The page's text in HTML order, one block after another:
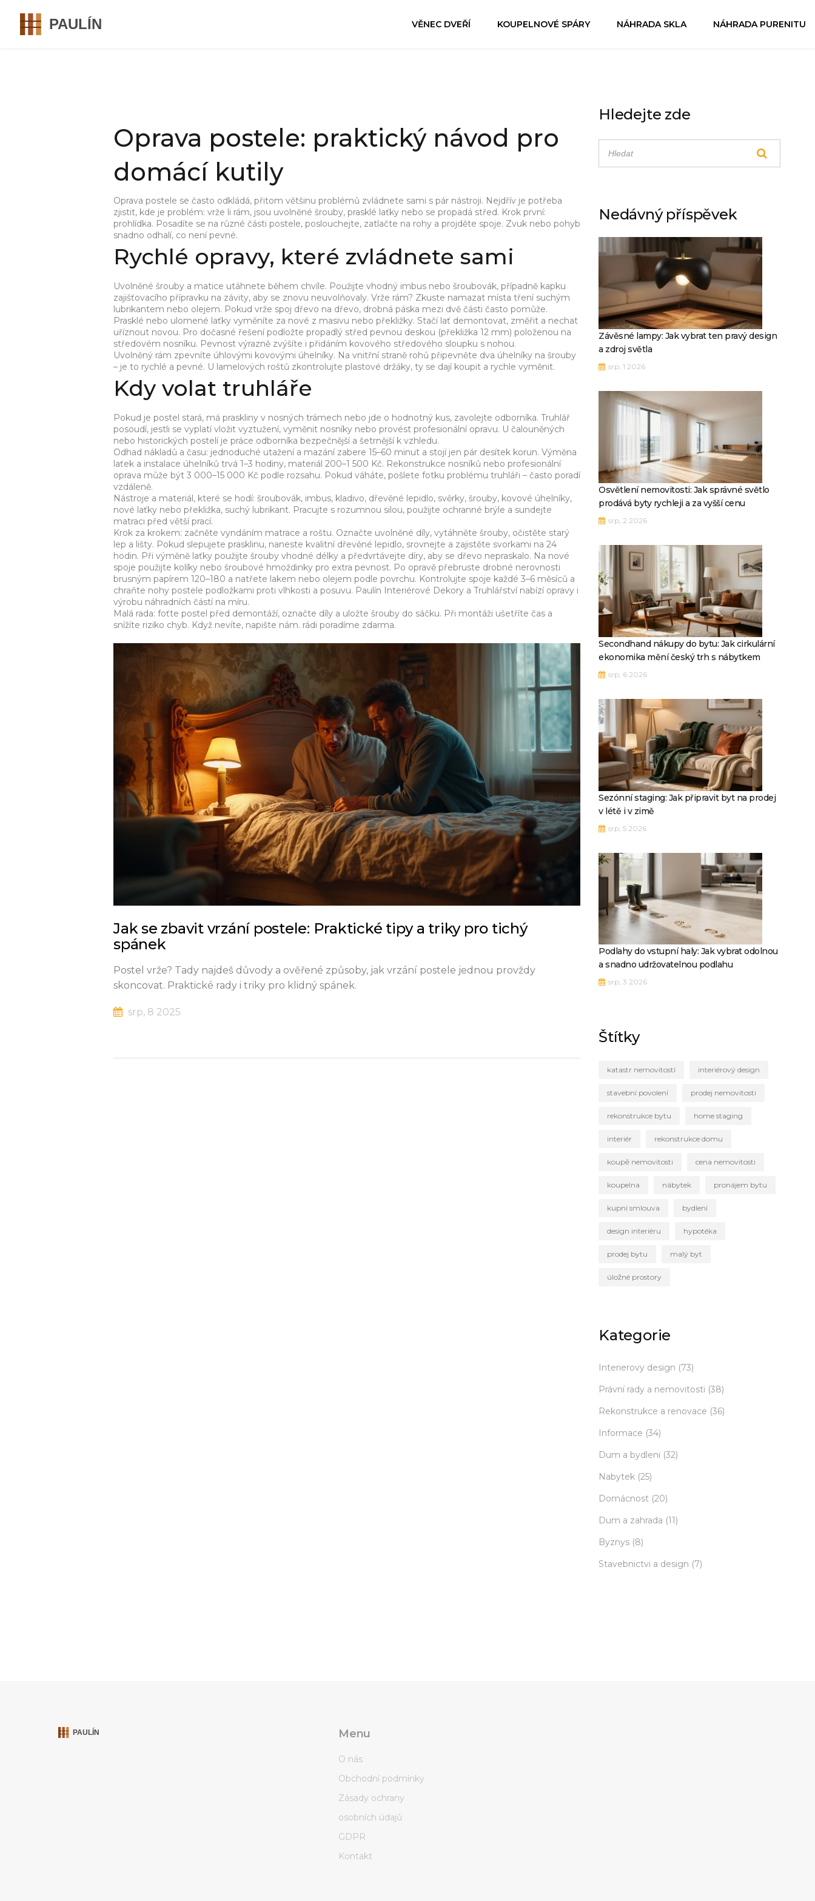
VĚNEC DVEŘÍ KOUPELNOVÉ SPÁRY NÁHRADA SKLA NÁHRADA PURENITU
Oprava postele: praktický návod pro
domácí kutily
Oprava postele se často odkládá, přitom většinu problémů zvládnete sami s pár nástroji. Nejdřív je potřeba
zjistit, kde je problém: vrže li rám, jsou uvolněné šrouby, prasklé laťky nebo se propadá střed. Krok první:
prohlídka. Posadíte se na různé části postele, poslouchejte, zatlačte na rohy a projděte spoje. Zvuk nebo pohyb
snadno odhalí, co není pevné.
Rychlé opravy, které zvládnete sami
Uvolněné šrouby a matice utáhnete během chvíle. Použijte vhodný imbus nebo šroubovák, případně kapku
zajišťovacího přípravku na závity, aby se znovu neuvolňovaly. Vrže rám? Zkuste namazat místa tření suchým
lubrikantem nebo olejem. Pokud vrže spoj dřevo na dřevo, drobná páska mezi dvě části často pomůže.
Prasklé nebo ulomené laťky vyměníte za nové z masivu nebo překližky. Stačí lať demontovat, změřit a nechat
uříznout novou. Pro dočasné řešení podložte propadlý střed pevnou deskou (překližka 12 mm) položenou na
středovém nosníku. Pevnost výrazně zvýšíte i přidáním kovového středového sloupku s nohou.
Uvolněný rám zpevníte úhlovými kovovými úhelníky. Na vnitřní straně rohů připevněte dva úhelníky na šrouby
– je to rychlé a pevné. U lamelových roštů zkontrolujte plastové držáky, ty se dají koupit a rychle vyměnit.
Kdy volat truhláře
Pokud je postel stará, má praskliny v nosných trámech nebo jde o hodnotný kus, zavolejte odborníka. Truhlář
posoudí, jestli se vyplatí vložit vyztužení, vyměnit nosníky nebo provést profesionální opravu. U čalouněných
nebo historických postelí je práce odborníka bezpečnější a šetrnější k vzhledu.
Odhad nákladů a času: jednoduché utažení a mazání zabere 15–60 minut a stojí jen pár desítek korun. Výměna
laťek a instalace úhelníků trvá 1–3 hodiny, materiál 200–1 500 Kč. Rekonstrukce nosníků nebo profesionální
oprava může být 3 000–15 000 Kč podle rozsahu. Pokud váháte, pošlete fotku problému truhláři – často poradí
vzdáleně.
Nástroje a materiál, které se hodí: šroubovák, imbus, kladivo, dřevěné lepidlo, svěrky, šrouby, kovové úhelníky,
nové laťky nebo překližka, suchý lubrikant. Pracujte s rozumnou silou, použijte ochranné brýle a sundejte
matraci před větší prací.
Krok za krokem: začněte vyndáním matrace a roštu. Označte uvolněné díly, vytáhněte šrouby, očistěte starý
lep a lišty. Pokud slepujete prasklinu, naneste kvalitní dřevěné lepidlo, srovnejte a zajistěte svorkami na 24
hodin. Při výměně laťky použijte šrouby vhodné délky a předvrtávejte díry, aby se dřevo nepraskalo. Na nové
spoje použijte kolíky nebo šroubové hmoždinky pro extra pevnost. Po opravě přebruste drobné nerovnosti
brusným papírem 120–180 a natřete lakem nebo olejem podle povrchu. Kontrolujte spoje každé 3–6 měsíců a
chraňte nohy postele podložkami proti vlhkosti a posuvu. Paulín Interiérové Dekory a Truhlářství nabízí opravy i
výrobu náhradních částí na míru.
Malá rada: foťte postel před demontáží, označte díly a uložte šrouby do sáčku. Při montáži ušetříte čas a
snížíte riziko chyb. Když nevíte, napište nám. rádi poradíme zdarma.
Jak se zbavit vrzání postele: Praktické tipy a triky pro tichý
spánek
Postel vrže? Tady najdeš důvody a ověřené způsoby, jak vrzání postele jednou provždy
skoncovat. Praktické rady i triky pro klidný spánek.
srp, 8 2025
Hledejte zde
Nedávný příspěvek
Závěsné lampy: Jak vybrat ten pravý design
a zdroj světla
srp, 1 2026
Osvětlení nemovitosti: Jak správné světlo
prodává byty rychleji a za vyšší cenu
srp, 2 2026
Secondhand nákupy do bytu: Jak cirkulární
ekonomika mění český trh s nábytkem
srp, 6 2026
Sezónní staging: Jak připravit byt na prodej
v létě i v zimě
srp, 5 2026
Podlahy do vstupní haly: Jak vybrat odolnou
a snadno udržovatelnou podlahu
srp, 3 2026
Štítky
katastr nemovitostí interiérový design
stavební povolení prodej nemovitosti
rekonstrukce bytu home staging
interiér rekonstrukce domu
koupě nemovitosti cena nemovitosti
koupelna nábytek pronájem bytu
kupní smlouva bydlení
design interiéru hypotéka
prodej bytu malý byt
úložné prostory
Kategorie
Interierovy design (73)
Právní rady a nemovitosti (38)
Rekonstrukce a renovace (36)
Informace (34)
Dum a bydleni (32)
Nabytek (25)
Domácnost (20)
Dum a zahrada (11)
Byznys (8)
Stavebnictvi a design (7)
Menu
O nás
Obchodní podmínky
Zásady ochrany
osobních údajů
GDPR
Kontakt